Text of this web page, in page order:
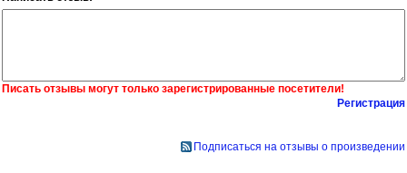
Писать отзывы могут только зарегистрированные посетители!
Регистрация
Подписаться на отзывы о произведении